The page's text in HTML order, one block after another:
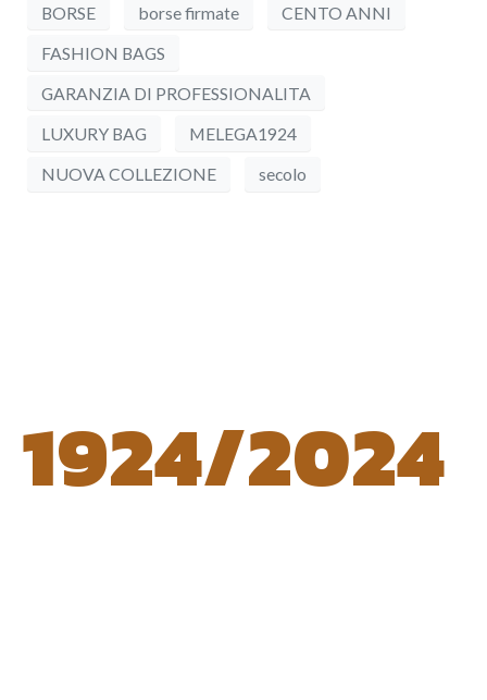
BORSE borse firmate
CENTO ANNI
FASHION BAGS
GARANZIA DI PROFESSIONALITA
LUXURY BAG
MELEGA1924
NUOVA COLLEZIONE
secolo
1924/2024